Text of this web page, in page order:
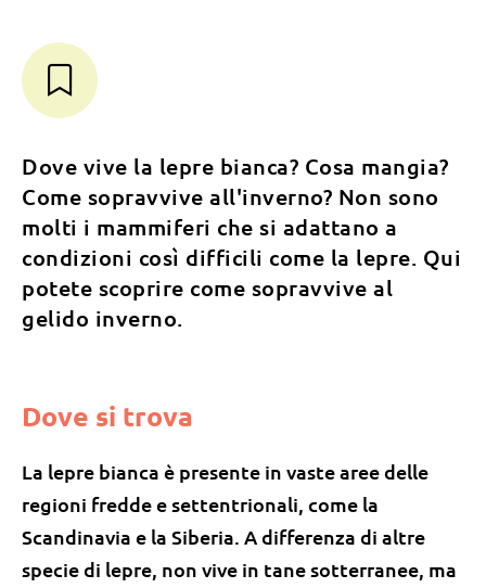
Dove vive la lepre bianca? Cosa mangia?
Come sopravvive all'inverno? Non sono
molti i mammiferi che si adattano a
condizioni così difficili come la lepre. Qui
potete scoprire come sopravvive al
gelido inverno.
Dove si trova
La lepre bianca è presente in vaste aree delle
regioni fredde e settentrionali, come la
Scandinavia e la Siberia. A differenza di altre
specie di lepre, non vive in tane sotterranee, ma